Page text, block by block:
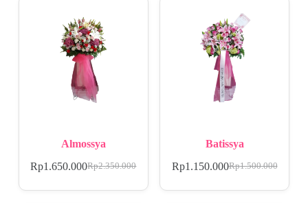
Almossya
Rp2.350.000
Rp1.650.000
Batissya
Rp1.500.000
Rp1.150.000